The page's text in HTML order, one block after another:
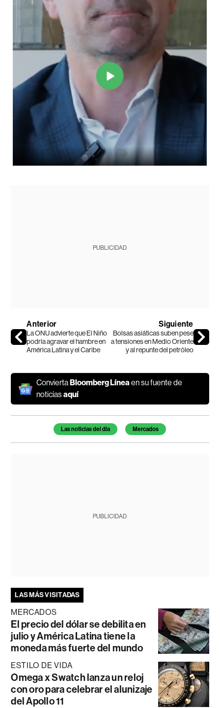
PUBLICIDAD
Anterior
La ONU advierte que El Niño
podría agravar el hambre en
América Latina y el Caribe
Siguiente
Bolsas asiáticas suben pese
a tensiones en Medio Oriente
y al repunte del petróleo
Convierta Bloomberg Líneaen su fuente de
noticiasaquí
Temas de este artículo
Las noticias del día Mercados
PUBLICIDAD
LAS MÁS VISITADAS
MERCADOS
El precio del dólar se debilita en
julio y América Latina tiene la
moneda más fuerte del mundo
ESTILO DE VIDA
Omega x Swatch lanza un reloj
con oro para celebrar el alunizaje
del Apollo 11